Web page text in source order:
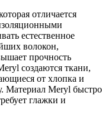
отличается
естественное
волокон,
прочность
создаются ткани,
от хлопка и
Материал Meryl быстро
глажки и